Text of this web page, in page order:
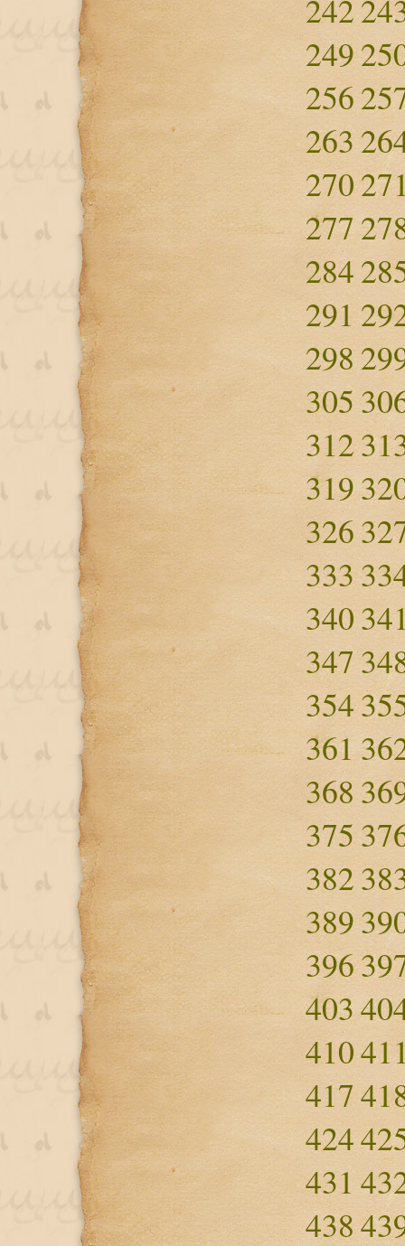
242
249
256
263
270
277
284
291
298
305
312
319
326
333
340
347
354
361
368
375
382
389
396
403
410
417
424
431
438